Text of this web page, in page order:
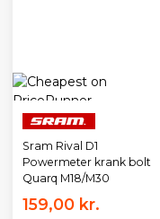
Sram Rival D1
Powermeter krank bolt
Quarq M18/M30
159,00 kr.